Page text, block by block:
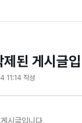
된 게시글
11:14 작성
시글입니다.